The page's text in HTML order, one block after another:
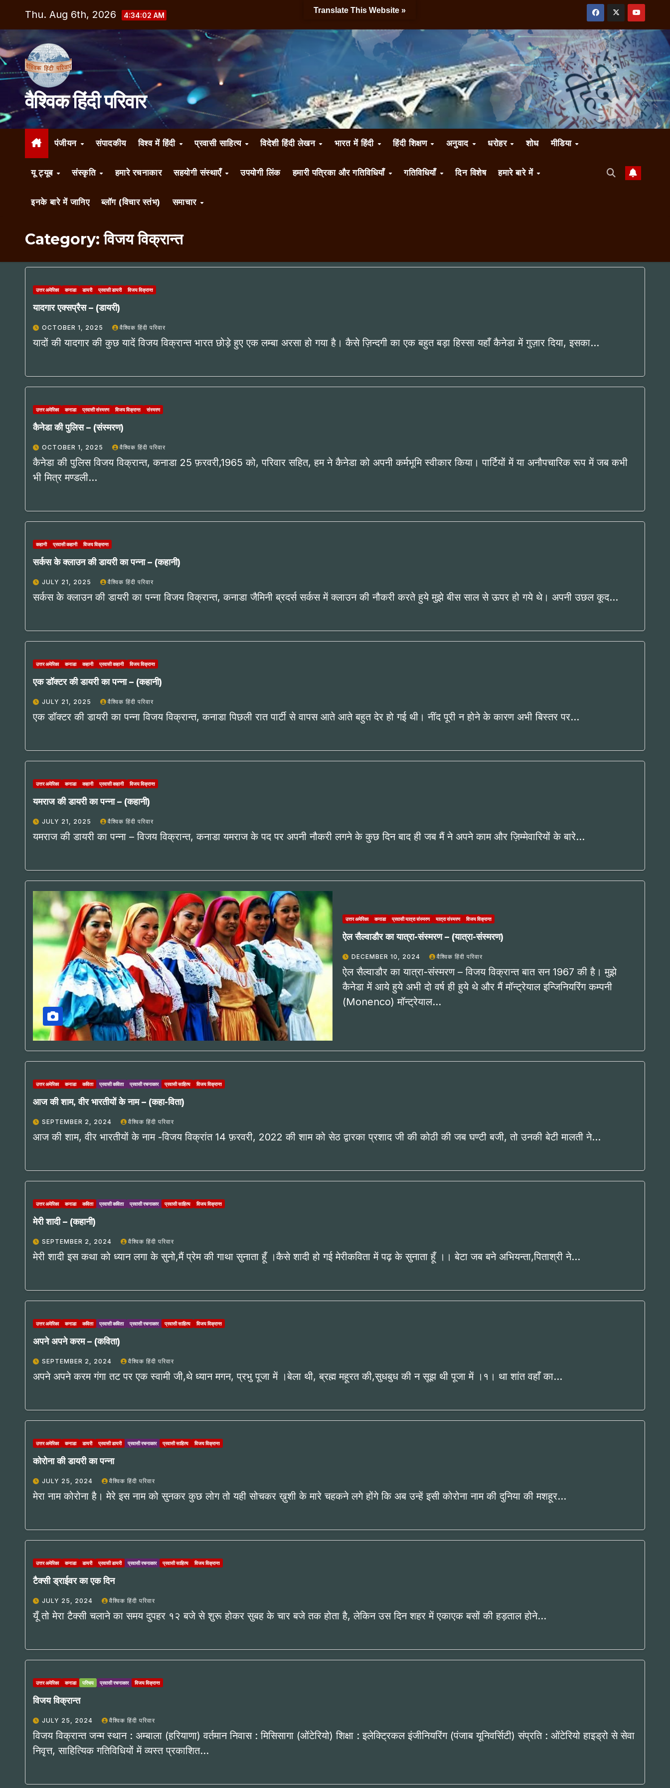
content
Thu. Aug 6th, 2026 4:34:03 AM
वैश्विक हिंदी परिवार
पंजीयन संपादकीय विश्व में हिंदी प्रवासी साहित्य विदेशी हिंदी लेखन भारत में हिंदी हिंदी शिक्षण अनुवाद धरोहर शोध मीडिया
यू ट्यूब संस्कृति हमारे रचनाकार सहयोगी संस्थाएँ उपयोगी लिंक हमारी पत्रिका और गतिविधियाँ गतिविधियाँ दिन विशेष हमारे बारे में
इनके बारे में जानिए ब्लॉग (विचार स्तंभ) समाचार
Category:विजय विक्रान्त
उत्तर अमेरिका कनाडा डायरी प्रवासी डायरी विजय विक्रान्त
यादगार एक्सप्रैस – (डायरी)
OCTOBER 1, 2025 वैश्विक हिंदी परिवार
यादों की यादगार की कुछ यादें विजय विक्रान्त भारत छोड़े हुए एक लम्बा अरसा हो गया है। कैसे ज़िन्दगी का एक बहुत बड़ा हिस्सा यहाँ कैनेडा में गुज़ार दिया, इसका…
उत्तर अमेरिका कनाडा प्रवासी संस्मरण विजय विक्रान्त संस्मरण
कैनेडा की पुलिस – (संस्मरण)
OCTOBER 1, 2025 वैश्विक हिंदी परिवार
कैनेडा की पुलिस विजय विक्रान्त, कनाडा 25 फ़रवरी,1965 को, परिवार सहित, हम ने कैनेडा को अपनी कर्मभूमि स्वीकार किया। पार्टियों में या अनौपचारिक रूप में जब कभी
भी मित्र मण्डली…
कहानी प्रवासी कहानी विजय विक्रान्त
सर्कस के क्लाउन की डायरी का पन्ना – (कहानी)
JULY 21, 2025 वैश्विक हिंदी परिवार
सर्कस के क्लाउन की डायरी का पन्ना विजय विक्रान्त, कनाडा जैमिनी ब्रदर्स सर्कस में क्लाउन की नौकरी करते हुये मुझे बीस साल से ऊपर हो गये थे। अपनी उछल कूद…
उत्तर अमेरिका कनाडा कहानी प्रवासी कहानी विजय विक्रान्त
एक डॉक्टर की डायरी का पन्ना – (कहानी)
JULY 21, 2025 वैश्विक हिंदी परिवार
एक डॉक्टर की डायरी का पन्ना विजय विक्रान्त, कनाडा पिछली रात पार्टी से वापस आते आते बहुत देर हो गई थी। नींद पूरी न होने के कारण अभी बिस्तर पर…
उत्तर अमेरिका कनाडा कहानी प्रवासी कहानी विजय विक्रान्त
यमराज की डायरी का पन्ना – (कहानी)
JULY 21, 2025 वैश्विक हिंदी परिवार
यमराज की डायरी का पन्ना – विजय विक्रान्त, कनाडा यमराज के पद पर अपनी नौकरी लगने के कुछ दिन बाद ही जब मैं ने अपने काम और ज़िम्मेवारियों के बारे…
उत्तर अमेरिका कनाडा प्रवासी यात्रा संस्मरण यात्रा संस्मरण विजय विक्रान्त
ऐल सैल्वाडौर का यात्रा-संस्मरण – (यात्रा-संस्मरण)
DECEMBER 10, 2024 वैश्विक हिंदी परिवार
ऐल सैल्वाडौर का यात्रा-संस्मरण – विजय विक्रान्त बात सन 1967 की है। मुझे
कैनेडा में आये हुये अभी दो वर्ष ही हुये थे और मैं मॉन्ट्रेयाल इन्जिनियरिंग कम्पनी
(Monenco) मॉन्ट्रेयाल…
उत्तर अमेरिका कनाडा कविता प्रवासी कविता प्रवासी रचनाकार प्रवासी साहित्य विजय विक्रान्त
आज की शाम, वीर भारतीयों के नाम – (कहा-विता)
SEPTEMBER 2, 2024 वैश्विक हिंदी परिवार
आज की शाम, वीर भारतीयों के नाम -विजय विक्रांत 14 फ़रवरी, 2022 की शाम को सेठ द्वारका प्रशाद जी की कोठी की जब घण्टी बजी, तो उनकी बेटी मालती ने…
उत्तर अमेरिका कनाडा कविता प्रवासी कविता प्रवासी रचनाकार प्रवासी साहित्य विजय विक्रान्त
मेरी शादी – (कहानी)
SEPTEMBER 2, 2024 वैश्विक हिंदी परिवार
मेरी शादी इस कथा को ध्यान लगा के सुनो,मैं प्रेम की गाथा सुनाता हूँ ।कैसे शादी हो गई मेरीकविता में पढ़ के सुनाता हूँ ।। बेटा जब बने अभियन्ता,पिताश्री ने…
उत्तर अमेरिका कनाडा कविता प्रवासी कविता प्रवासी रचनाकार प्रवासी साहित्य विजय विक्रान्त
अपने अपने करम – (कविता)
SEPTEMBER 2, 2024 वैश्विक हिंदी परिवार
अपने अपने करम गंगा तट पर एक स्वामी जी,थे ध्यान मगन, प्रभु पूजा में ।बेला थी, ब्रह्म महूरत की,सुधबुध की न सूझ थी पूजा में ।१। था शांत वहाँ का…
उत्तर अमेरिका कनाडा डायरी प्रवासी डायरी प्रवासी रचनाकार प्रवासी साहित्य विजय विक्रान्त
कोरोना की डायरी का पन्ना
JULY 25, 2024 वैश्विक हिंदी परिवार
मेरा नाम कोरोना है। मेरे इस नाम को सुनकर कुछ लोग तो यही सोचकर ख़ुशी के मारे चहकने लगे होंगे कि अब उन्हें इसी कोरोना नाम की दुनिया की मशहूर…
उत्तर अमेरिका कनाडा डायरी प्रवासी डायरी प्रवासी रचनाकार प्रवासी साहित्य विजय विक्रान्त
टैक्सी ड्राईवर का एक दिन
JULY 25, 2024 वैश्विक हिंदी परिवार
यूँ तो मेरा टैक्सी चलाने का समय दुपहर १२ बजे से शुरू होकर सुबह के चार बजे तक होता है, लेकिन उस दिन शहर में एकाएक बसों की हड़ताल होने…
उत्तर अमेरिका कनाडा परिचय प्रवासी रचनाकार विजय विक्रान्त
विजय विक्रान्त
JULY 25, 2024 वैश्विक हिंदी परिवार
विजय विक्रान्त जन्म स्थान : अम्बाला (हरियाणा) वर्तमान निवास : मिसिसागा (ओंटेरियो) शिक्षा : इलेक्ट्रिकल इंजीनियरिंग (पंजाब यूनिवर्सिटी) संप्रति : ओंटेरियो हाइड्रो से सेवा
निवृत्त, साहित्यिक गतिविधियों में व्यस्त प्रकाशित…
Translate This Website »